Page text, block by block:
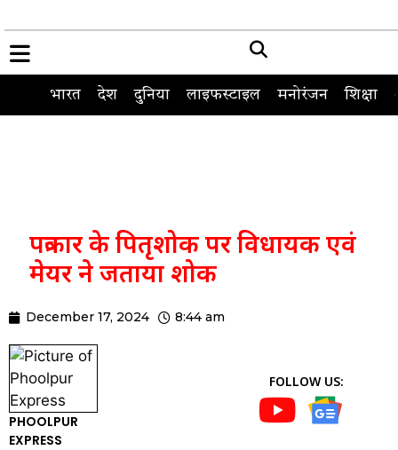
भारत देश दुनिया लाइफस्टाइल मनोरंजन शिक्षा
पत्रकार के पितृशोक पर विधायक एवं
मेयर ने जताया शोक
December 17, 2024 8:44 am
PHOOLPUR
EXPRESS
FOLLOW US: